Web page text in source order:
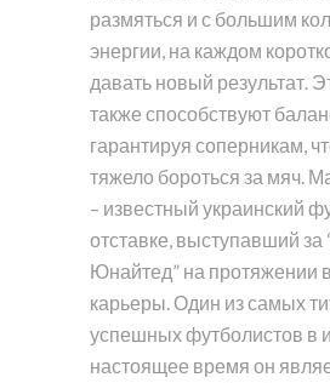
размяться и с большим
энергии, на каждом
давать новый результат.
также способствуют
гарантируя соперникам,
тяжело бороться за мяч.
– известный украинский
отставке, выступавший за
Юнайтед” на протяжении
карьеры. Один из самых
успешных футболистов в
настоящее время он